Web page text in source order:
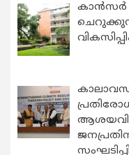
കാന്‍സര്‍